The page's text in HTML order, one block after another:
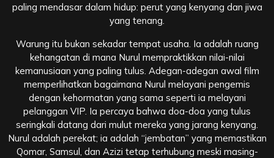
paling mendasar dalam hidup: perut yang kenyang dan jiwa
yang tenang.
Warung itu bukan sekadar tempat usaha. Ia adalah ruang
kehangatan di mana Nurul mempraktikkan nilai-nilai
kemanusiaan yang paling tulus. Adegan-adegan awal film
memperlihatkan bagaimana Nurul melayani pengemis
dengan kehormatan yang sama seperti ia melayani
pelanggan VIP. Ia percaya bahwa doa-doa yang tulus
seringkali datang dari mulut mereka yang jarang kenyang.
Nurul adalah perekat; ia adalah “jembatan” yang memastikan
Qomar, Samsul, dan Azizi tetap terhubung meski masing-